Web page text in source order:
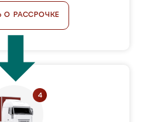
О РАССРОЧКЕ